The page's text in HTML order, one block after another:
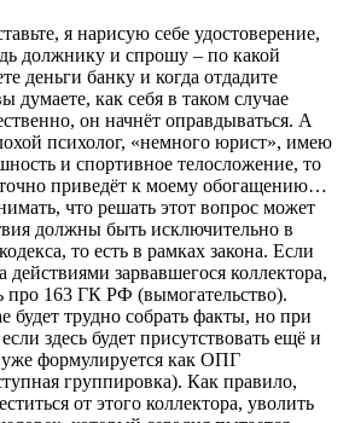
я нарисую себе удостоверение,
должнику и спрошу – по какой
деньги банку и когда отдадите
как себя в таком случае
он начнёт оправдываться. А
психолог, «немного юрист», имею
и спортивное телосложение, то
точно приведёт к моему обогащению…
что решать этот вопрос может
должны быть исключительно в
то есть в рамках закона. Если
действиями зарвавшегося коллектора,
163 ГК РФ (вымогательство).
будет трудно собрать факты, но при
здесь будет присутствовать ещё и
уже формулируется как ОПГ
группировка). Как правило,
от этого коллектора, уволить